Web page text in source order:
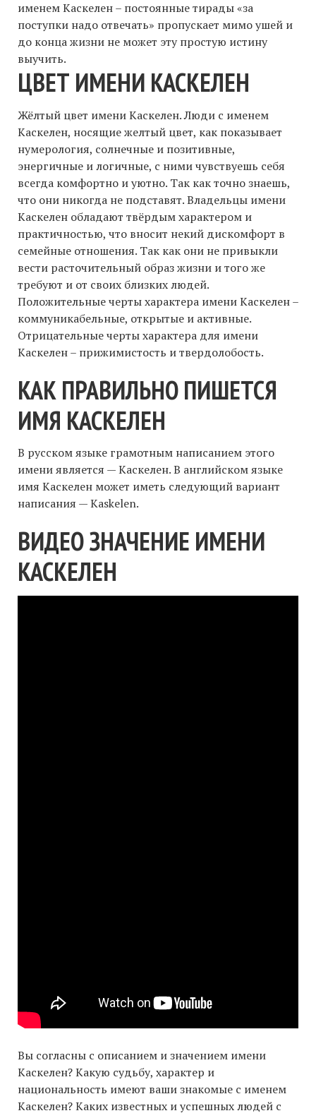
именем Каскелен – постоянные тирады «за
поступки надо отвечать» пропускает мимо ушей и
до конца жизни не может эту простую истину
выучить.
ЦВЕТ ИМЕНИ КАСКЕЛЕН
Жёлтый цвет имени Каскелен. Люди с именем
Каскелен, носящие желтый цвет, как показывает
нумерология, солнечные и позитивные,
энергичные и логичные, с ними чувствуешь себя
всегда комфортно и уютно. Так как точно знаешь,
что они никогда не подставят. Владельцы имени
Каскелен обладают твёрдым характером и
практичностью, что вносит некий дискомфорт в
семейные отношения. Так как они не привыкли
вести расточительный образ жизни и того же
требуют и от своих близких людей.
Положительные черты характера имени Каскелен –
коммуникабельные, открытые и активные.
Отрицательные черты характера для имени
Каскелен – прижимистость и твердолобость.
КАК ПРАВИЛЬНО ПИШЕТСЯ
ИМЯ КАСКЕЛЕН
В русском языке грамотным написанием этого
имени является — Каскелен. В английском языке
имя Каскелен может иметь следующий вариант
написания — Kaskelen.
ВИДЕО ЗНАЧЕНИЕ ИМЕНИ
КАСКЕЛЕН
Вы согласны с описанием и значением имени
Каскелен? Какую судьбу, характер и
национальность имеют ваши знакомые с именем
Каскелен? Каких известных и успешных людей с